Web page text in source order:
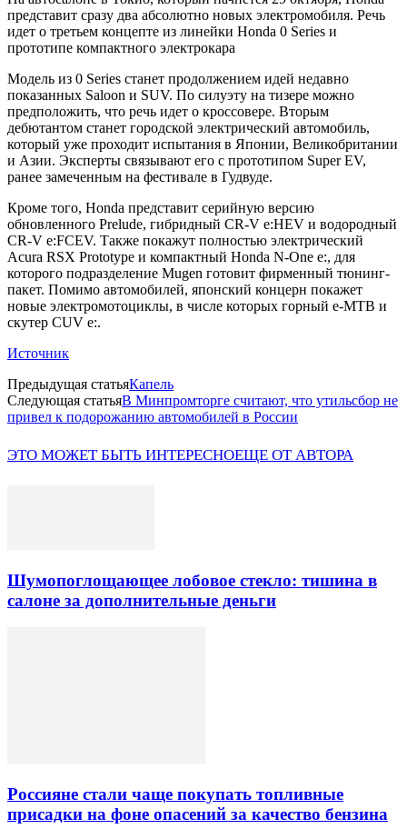
представит сразу два абсолютно новых электромобиля. Речь
идет о третьем концепте из линейки Honda 0 Series и
прототипе компактного электрокара
Модель из 0 Series станет продолжением идей недавно
показанных Saloon и SUV. По силуэту на тизере можно
предположить, что речь идет о кроссовере. Вторым
дебютантом станет городской электрический автомобиль,
который уже проходит испытания в Японии, Великобритании
и Азии. Эксперты связывают его с прототипом Super EV,
ранее замеченным на фестивале в Гудвуде.
Кроме того, Honda представит серийную версию
обновленного Prelude, гибридный CR-V e:HEV и водородный
CR-V e:FCEV. Также покажут полностью электрический
Acura RSX Prototype и компактный Honda N-One e:, для
которого подразделение Mugen готовит фирменный тюнинг-
пакет. Помимо автомобилей, японский концерн покажет
новые электромотоциклы, в числе которых горный e-MTB и
скутер CUV e:.
Источник
Предыдущая статьяКапель
Следующая статьяВ Минпромторге считают, что утильсбор не
привел к подорожанию автомобилей в России
ЭТО МОЖЕТ БЫТЬ ИНТЕРЕСНОЕЩЕ ОТ АВТОРА
Шумопоглощающее лобовое стекло: тишина в
салоне за дополнительные деньги
Россияне стали чаще покупать топливные
присадки на фоне опасений за качество бензина